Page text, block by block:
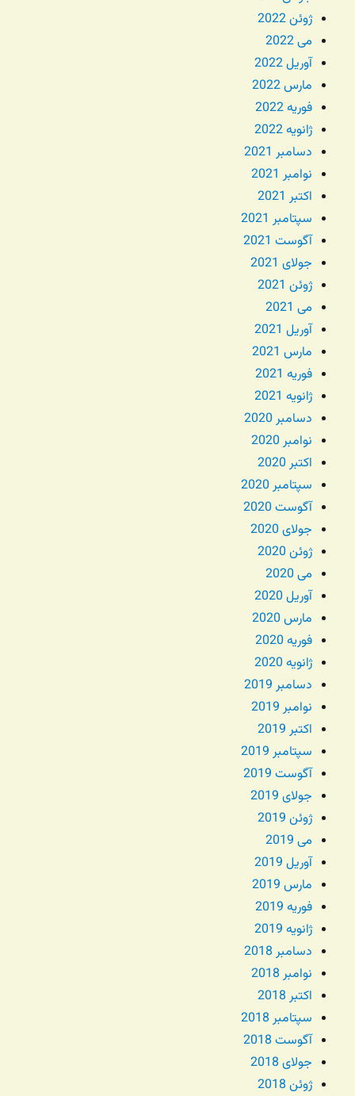
ژوئن 2022
می 2022
آوریل 2022
مارس 2022
فوریه 2022
ژانویه 2022
دسامبر 2021
نوامبر 2021
اکتبر 2021
سپتامبر 2021
آگوست 2021
جولای 2021
ژوئن 2021
می 2021
آوریل 2021
مارس 2021
فوریه 2021
ژانویه 2021
دسامبر 2020
نوامبر 2020
اکتبر 2020
سپتامبر 2020
آگوست 2020
جولای 2020
ژوئن 2020
می 2020
آوریل 2020
مارس 2020
فوریه 2020
ژانویه 2020
دسامبر 2019
نوامبر 2019
اکتبر 2019
سپتامبر 2019
آگوست 2019
جولای 2019
ژوئن 2019
می 2019
آوریل 2019
مارس 2019
فوریه 2019
ژانویه 2019
دسامبر 2018
نوامبر 2018
اکتبر 2018
سپتامبر 2018
آگوست 2018
جولای 2018
ژوئن 2018